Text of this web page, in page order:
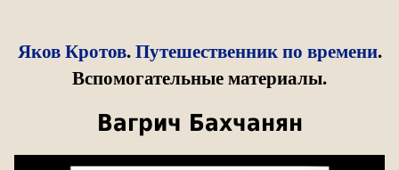
Яков Кротов.Путешественник по времени.
Вспомогательные материалы.
Вагрич Бахчанян